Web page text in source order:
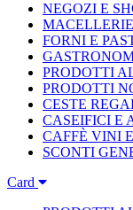
NEGOZI E
FORNI E
PRODOTTI
PRODOTTI
CESTE
CASEIFICI E
CAFFÈ VINI
SCONTI
Card